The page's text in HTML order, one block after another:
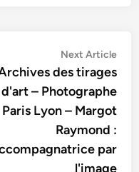
Next Article
des tirages
d'art – Photographe
Paris Lyon – Margot
Raymond :
par
l'image